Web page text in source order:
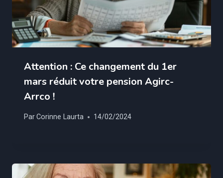
Attention : Ce changement du 1er
mars réduit votre pension Agirc-
Arrco !
ParCorinne Laurta 14/02/2024